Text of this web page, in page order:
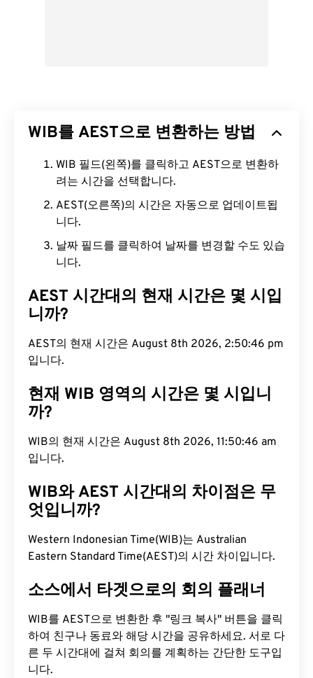
WIB를 AEST으로 변환하는 방법
WIB 필드(왼쪽)를 클릭하고 AEST으로 변환하
려는 시간을 선택합니다.
AEST(오른쪽)의 시간은 자동으로 업데이트됩
니다.
날짜 필드를 클릭하여 날짜를 변경할 수도 있습
니다.
AEST 시간대의 현재 시간은 몇 시입
니까?
AEST의 현재 시간은 August 8th 2026, 2:50:47 pm
입니다.
현재 WIB 영역의 시간은 몇 시입니
까?
WIB의 현재 시간은 August 8th 2026, 11:50:47 am
입니다.
WIB와 AEST 시간대의 차이점은 무
엇입니까?
Western Indonesian Time(WIB)는 Australian
Eastern Standard Time(AEST)의 시간 차이입니다.
소스에서 타겟으로의 회의 플래너
WIB를 AEST으로 변환한 후 "링크 복사" 버튼을 클릭
하여 친구나 동료와 해당 시간을 공유하세요. 서로 다
른 두 시간대에 걸쳐 회의를 계획하는 간단한 도구입
니다.